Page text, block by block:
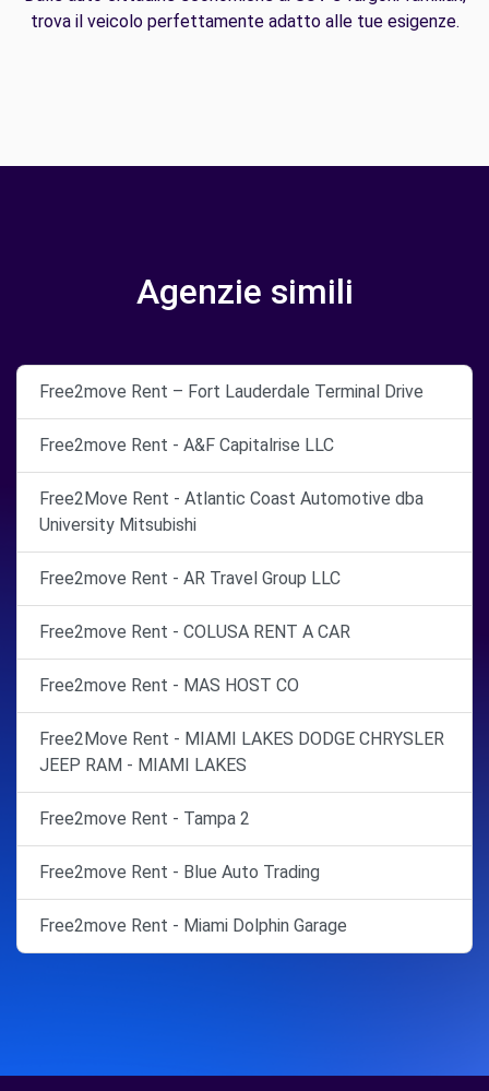
trova il veicolo perfettamente adatto alle tue esigenze.
Agenzie simili
Free2move Rent – Fort Lauderdale Terminal Drive
Free2move Rent - A&F Capitalrise LLC
Free2Move Rent - Atlantic Coast Automotive dba
University Mitsubishi
Free2move Rent - AR Travel Group LLC
Free2move Rent - COLUSA RENT A CAR
Free2move Rent - MAS HOST CO
Free2Move Rent - MIAMI LAKES DODGE CHRYSLER
JEEP RAM - MIAMI LAKES
Free2move Rent - Tampa 2
Free2move Rent - Blue Auto Trading
Free2move Rent - Miami Dolphin Garage